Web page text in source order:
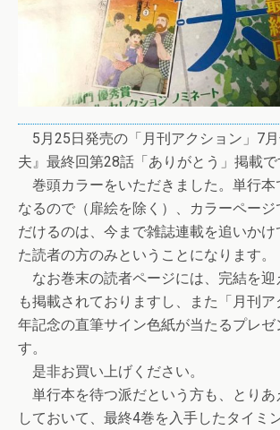
5月25日発売の「月刊アクション」7
夫』最終回第28話「ありがとう」掲載で
巻頭カラーをいただきました。単行本
なるので（扉絵を除く）、カラーページ
だけるのは、今まで雑誌連載を追いかけ
た読者の方のみということになります。
なお巻末の読者ページには、完結を迎
も掲載されておりますし、また「月刊
年記念の直筆サイン色紙が当たるプレゼ
す。
是非お買い上げください。
単行本を待つ派だという方も、とりあ
しておいて、最終4巻を入手したタイミ